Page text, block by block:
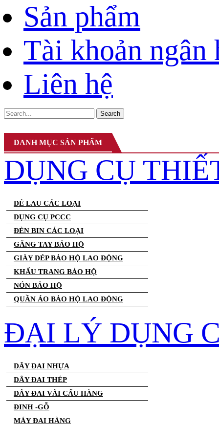
Sản phẩm
Tài khoản ngân
Liên hệ
Search
DANH MỤC SẢN PHẨM
DỤNG CỤ
DẺ LAU CÁC LOẠI
DỤNG CỤ PCCC
ĐÈN BIN CÁC LOẠI
GĂNG TAY BẢO HỘ
GIÀY DÉP BẢO HỘ LAO ĐỘNG
KHẨU TRANG BẢO HỘ
NÓN BẢO HỘ
QUẦN ÁO BẢO HỘ LAO ĐỘNG
ĐẠI LÝ DỤNG
DÂY ĐAI NHỰA
DÂY ĐAI THÉP
DÂY ĐAI VÃI CẨU HÀNG
ĐINH -GỖ
MÁY ĐAI HÀNG